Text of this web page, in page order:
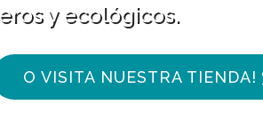
y ecológicos.
O VISITA NUESTRA TIENDA!